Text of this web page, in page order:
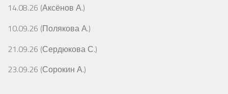
14.08.26 (Аксёнов А.)
10.09.26 (Полякова А.)
21.09.26 (Сердюкова С.)
23.09.26 (Сорокин А.)